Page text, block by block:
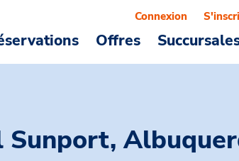
Offres
Connexion